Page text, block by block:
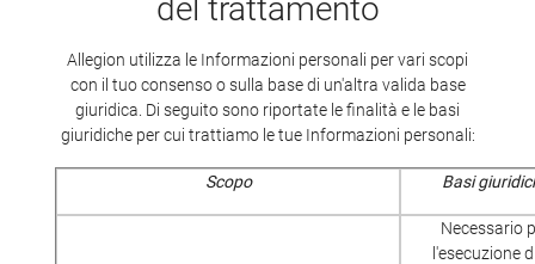
del trattamento
Allegion utilizza le Informazioni personali per vari scopi
con il tuo consenso o sulla base di un'altra valida base
giuridica. Di seguito sono riportate le finalità e le basi
giuridiche per cui trattiamo le tue Informazioni personali:
Scopo Basi
Necessario
l'esecuzione